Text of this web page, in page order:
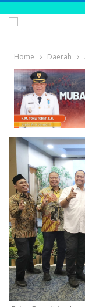
Home Daerah